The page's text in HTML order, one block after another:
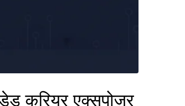
करियर एक्सपोज़र